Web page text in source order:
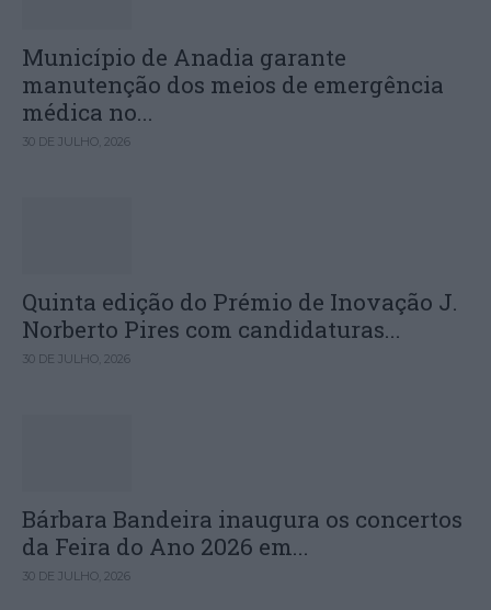
Município de Anadia garante
manutenção dos meios de emergência
médica no...
30 DE JULHO, 2026
Quinta edição do Prémio de Inovação J.
Norberto Pires com candidaturas...
30 DE JULHO, 2026
Bárbara Bandeira inaugura os concertos
da Feira do Ano 2026 em...
30 DE JULHO, 2026